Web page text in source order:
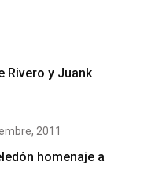
Rivero y Juank
2011
homenaje a